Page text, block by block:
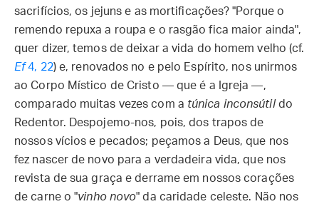
sacrifícios, os jejuns e as mortificações? "Porque o
remendo repuxa a roupa e o rasgão fica maior ainda",
quer dizer, temos de deixar a vida do homem velho (cf.
Ef4, 22) e, renovados no e pelo Espírito, nos unirmos
ao Corpo Místico de Cristo — que é a Igreja —,
comparado muitas vezes com a túnica inconsútildo
Redentor. Despojemo-nos, pois, dos trapos de
nossos vícios e pecados; peçamos a Deus, que nos
fez nascer de novo para a verdadeira vida, que nos
revista de sua graça e derrame em nossos corações
de carne o "vinho novo" da caridade celeste. Não nos